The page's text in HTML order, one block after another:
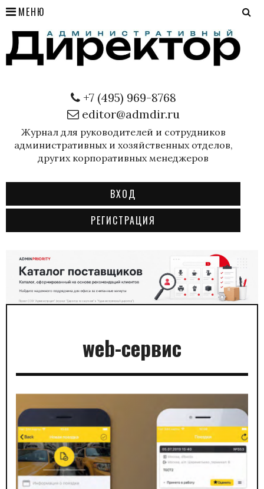
МЕНЮ
+7 (495) 969-8768
editor@admdir.ru
Журнал для руководителей и сотрудников
административных и хозяйственных отделов,
других корпоративных менеджеров
ВХОД
РЕГИСТРАЦИЯ
web-сервис